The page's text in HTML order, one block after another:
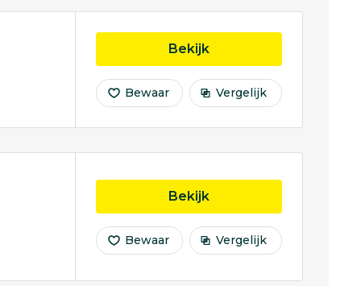
Bekijkopleiding Toegepaste
Bewaar Vergelijk
Bekijkopleiding
Bewaar Vergelijk